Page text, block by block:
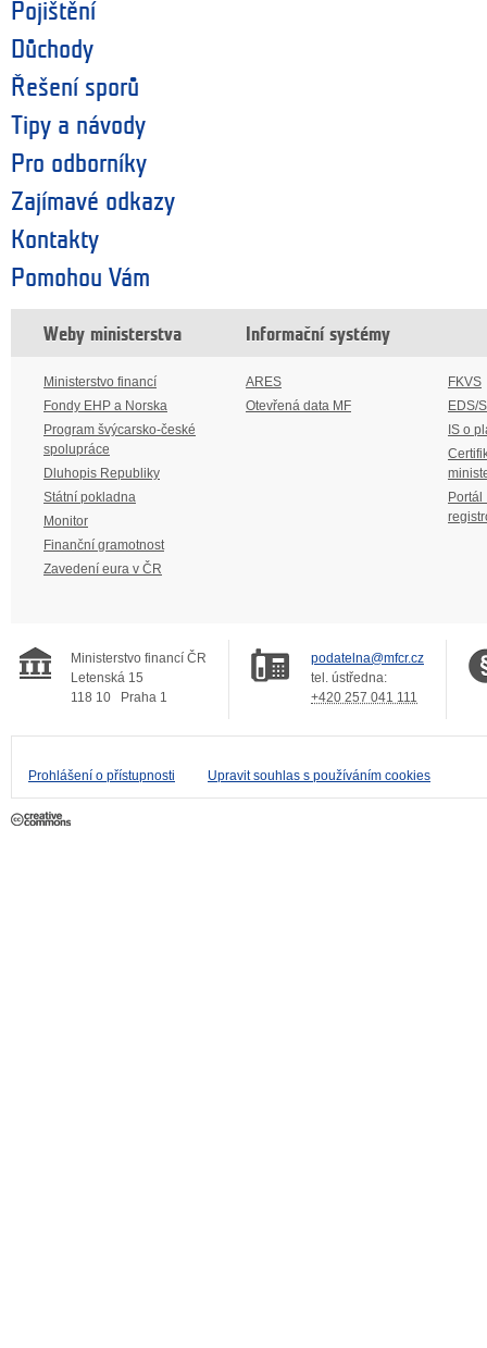
Pojištění
Důchody
Řešení sporů
Tipy a návody
Pro odborníky
Zajímavé odkazy
Kontakty
Pomohou Vám
Weby ministerstva
Ministerstvo financí
Fondy EHP a Norska
Program švýcarsko-české
spolupráce
Dluhopis Republiky
Státní pokladna
Monitor
Finanční gramotnost
Zavedení eura v ČR
Informační systémy
ARES
Otevřená data MF
FKVS
EDS/
IS o
Portál
Ministerstvo financí ČR
Letenská 15
118 10
Praha 1
podatelna@mfcr.cz
tel. ústředna:
+420 257 041 111
Prohlášení o přístupnosti Upravit souhlas s používáním cookies